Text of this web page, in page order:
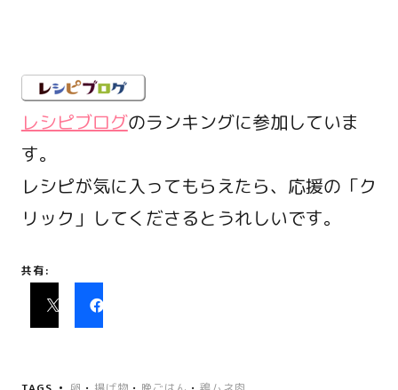
レシピブログのランキングに参加していま
す。
レシピが気に入ってもらえたら、応援の「ク
リック」してくださるとうれしいです。
共有: